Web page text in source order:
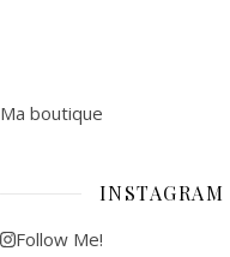
Ma boutique
INSTAGRAM
Follow Me!